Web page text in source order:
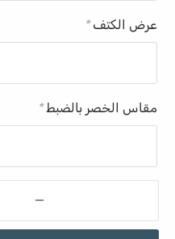
عرض الكتف*
مقاس الخصر بالضبط*